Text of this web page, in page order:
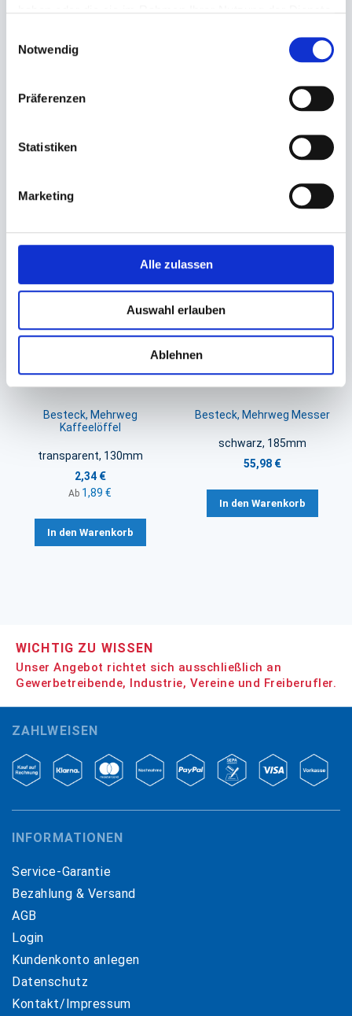
Notwendig
Präferenzen
Statistiken
Marketing
Alle zulassen
Auswahl erlauben
Ablehnen
Mehrwegtrinkhalme PP,
Besteck, Mehrweg Löffel
schwarz, 185mm
Besteck, Mehrweg
Kaffeelöffel
transparent, 130mm
2,34 €
Ab 1,89 €
In den Warenkorb
Besteck, Mehrweg Messer
schwarz, 185mm
55,98 €
In den Warenkorb
WICHTIG ZU WISSEN
Unser Angebot richtet sich ausschließlich an
Gewerbetreibende, Industrie, Vereine und Freiberufler.
ZAHLWEISEN
INFORMATIONEN
Service-Garantie
Bezahlung & Versand
AGB
Login
Kundenkonto anlegen
Datenschutz
Kontakt/Impressum